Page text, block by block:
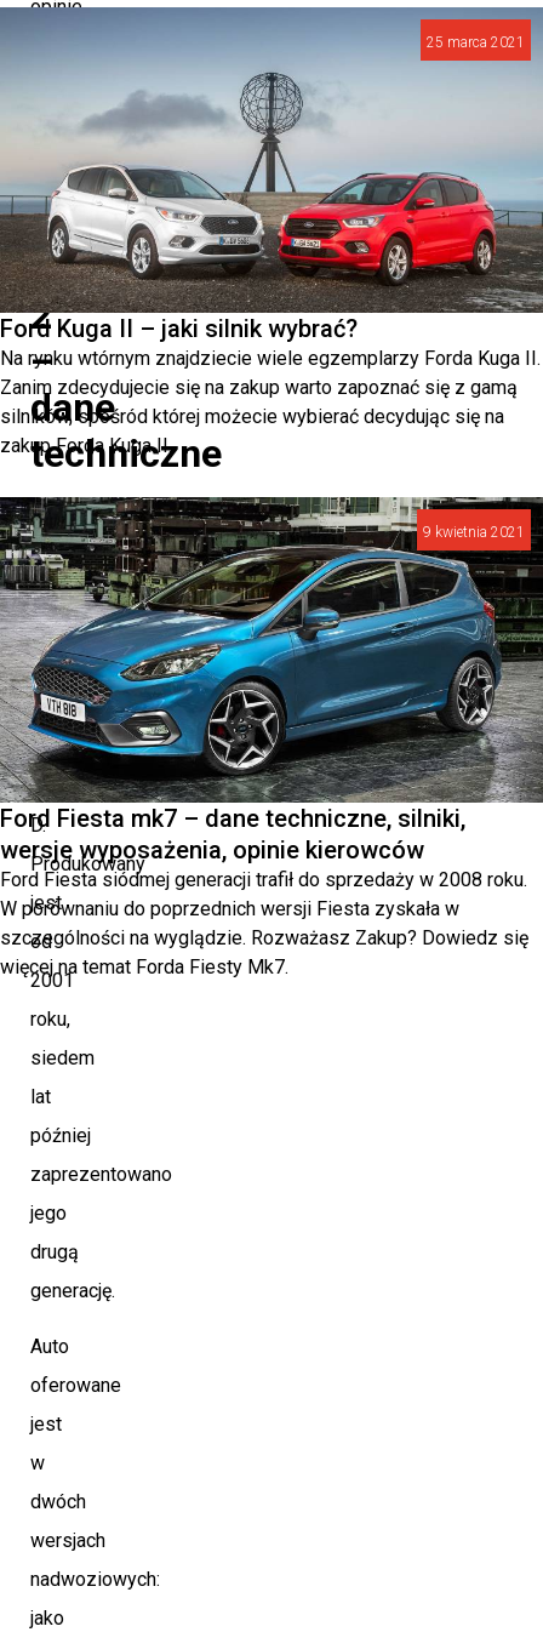
opinie
Superb
Skoda
Superb
2
–
dane
techniczne
Skoda
Superb
to
samochód
osobowy
należący
do
segmentu
D.
Produkowany
jest
od
2001
roku,
siedem
lat
później
zaprezentowano
jego
drugą
generację.
Auto
oferowane
jest
w
dwóch
wersjach
nadwoziowych:
jako
25 marca 2021
Ford Kuga II – jaki silnik wybrać?
Na rynku wtórnym znajdziecie wiele egzemplarzy Forda Kuga II.
Zanim zdecydujecie się na zakup warto zapoznać się z gamą
silników, spośród której możecie wybierać decydując się na
zakup Forda Kuga II.
9 kwietnia 2021
Ford Fiesta mk7 – dane techniczne, silniki,
wersje wyposażenia, opinie kierowców
Ford Fiesta siódmej generacji trafił do sprzedaży w 2008 roku.
W porównaniu do poprzednich wersji Fiesta zyskała w
szczególności na wyglądzie. Rozważasz Zakup? Dowiedz się
więcej na temat Forda Fiesty Mk7.